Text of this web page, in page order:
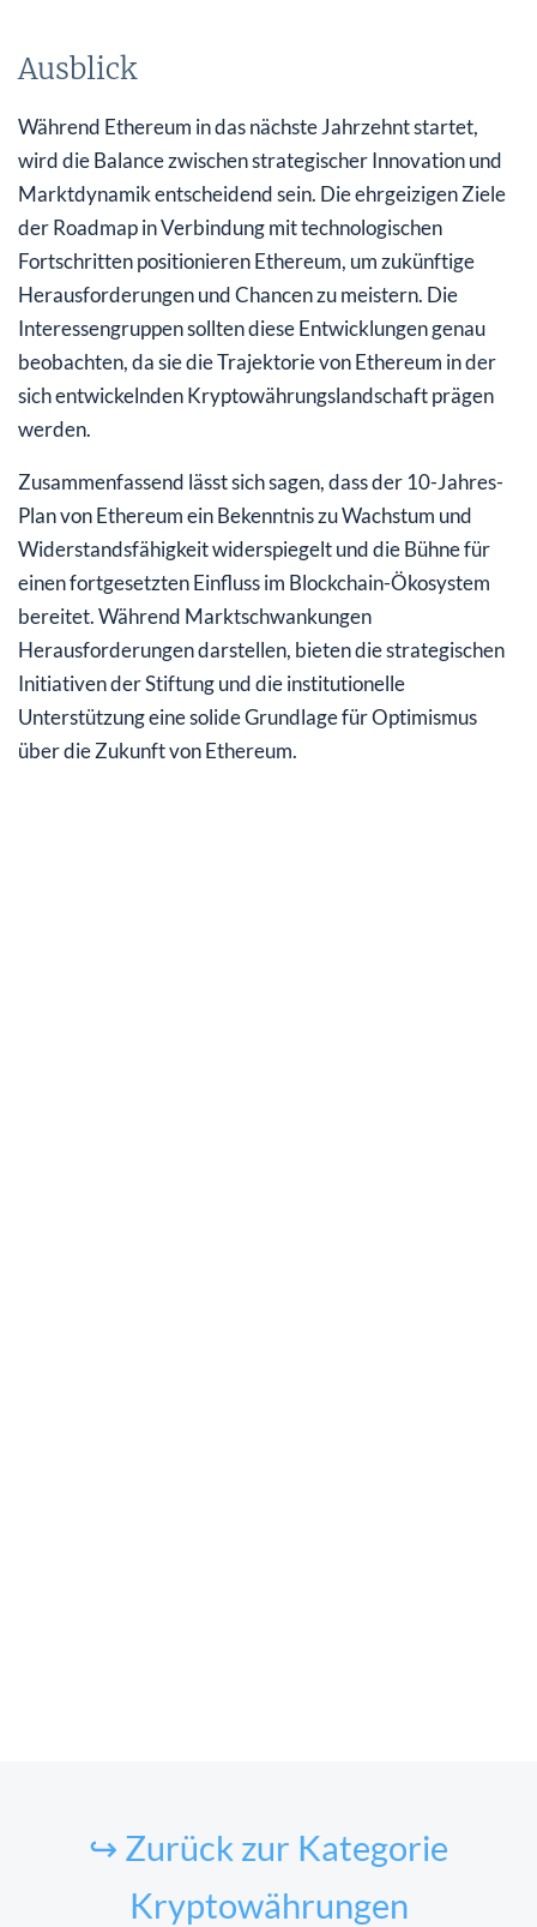
Ausblick
Während Ethereum in das nächste Jahrzehnt startet,
wird die Balance zwischen strategischer Innovation und
Marktdynamik entscheidend sein. Die ehrgeizigen Ziele
der Roadmap in Verbindung mit technologischen
Fortschritten positionieren Ethereum, um zukünftige
Herausforderungen und Chancen zu meistern. Die
Interessengruppen sollten diese Entwicklungen genau
beobachten, da sie die Trajektorie von Ethereum in der
sich entwickelnden Kryptowährungslandschaft prägen
werden.
Zusammenfassend lässt sich sagen, dass der 10-Jahres-
Plan von Ethereum ein Bekenntnis zu Wachstum und
Widerstandsfähigkeit widerspiegelt und die Bühne für
einen fortgesetzten Einfluss im Blockchain-Ökosystem
bereitet. Während Marktschwankungen
Herausforderungen darstellen, bieten die strategischen
Initiativen der Stiftung und die institutionelle
Unterstützung eine solide Grundlage für Optimismus
über die Zukunft von Ethereum.
↪ Zurück zur Kategorie
Kryptowährungen